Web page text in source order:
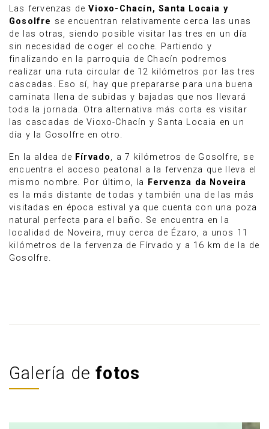
Las fervenzas deVioxo-Chacín, Santa Locaia y
Gosolfre se encuentran relativamente cerca las unas
de las otras, siendo posible visitar las tres en un día
sin necesidad de coger el coche. Partiendo y
finalizando en la parroquia de Chacín podremos
realizar una ruta circular de 12 kilómetros por las tres
cascadas. Eso sí, hay que prepararse para una buena
caminata llena de subidas y bajadas que nos llevará
toda la jornada. Otra alternativa más corta es visitar
las cascadas de Vioxo-Chacín y Santa Locaia en un
día y la Gosolfre en otro.
En la aldea de Fírvado, a 7 kilómetros de Gosolfre, se
encuentra el acceso peatonal a la fervenza que lleva el
mismo nombre. Por último, la
Fervenza da Noveira
es la más distante de todas y también una de las más
visitadas en época estival ya que cuenta con una poza
natural perfecta para el baño. Se encuentra en la
localidad de Noveira, muy cerca de Ézaro, a unos 11
kilómetros de la fervenza de Fírvado y a 16 km de la de
Gosolfre.
Galería defotos